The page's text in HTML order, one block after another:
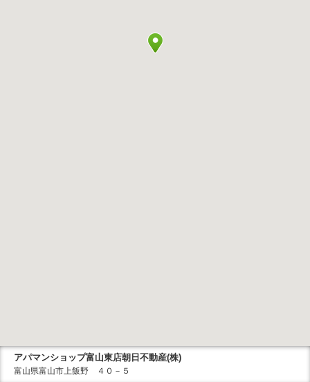
アパマンショップ富山東店朝日不動産(株)
富山県富山市上飯野 ４０－５